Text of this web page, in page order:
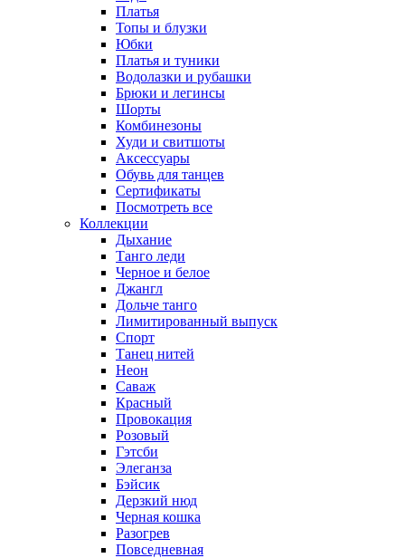
Платья
Топы и блузки
Юбки
Платья и туники
Водолазки и рубашки
Брюки и легинсы
Шорты
Комбинезоны
Худи и свитшоты
Аксессуары
Обувь для танцев
Сертификаты
Посмотреть все
Коллекции
Дыхание
Танго леди
Черное и белое
Джангл
Дольче танго
Лимитированный выпуск
Спорт
Танец нитей
Неон
Саваж
Красный
Провокация
Розовый
Гэтсби
Элеганза
Бэйсик
Дерзкий нюд
Черная кошка
Разогрев
Повседневная